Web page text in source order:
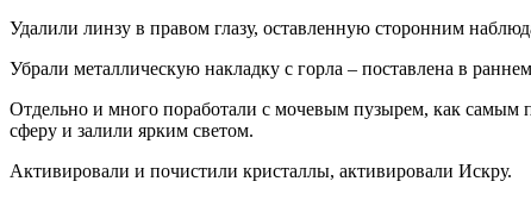
Удалили линзу в правом глазу, оставленную сторонним
Убрали металлическую накладку с горла – поставлена в
Отдельно и много поработали с мочевым пузырем, как
сферу и залили ярким светом.
Активировали и почистили кристаллы, активировали Искру.